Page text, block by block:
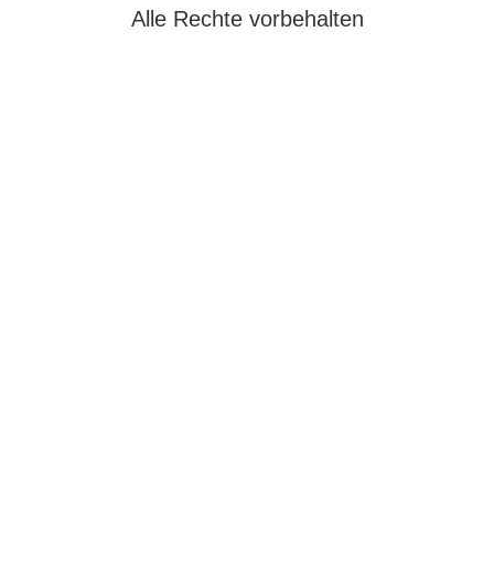
Alle Rechte vorbehalten